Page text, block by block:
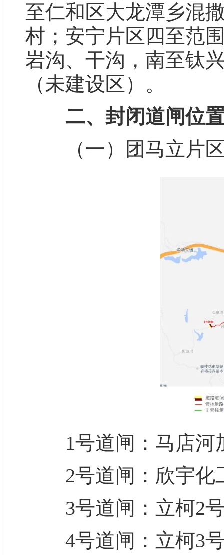
至仁和区大龙潭乡混
村；安宁片区四至范
岩沟、干沟，南至钛
（未建设区）。
二、封闭道闸位
（一）团马立片
1号道闸：马店河
2号道闸：欣宇化
3号道闸：立柯2号
4号道闸：立柯3号